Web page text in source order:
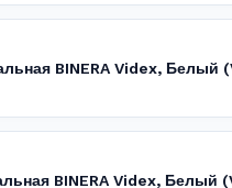
BINERA Videx, Белый
BINERA Videx, Белый